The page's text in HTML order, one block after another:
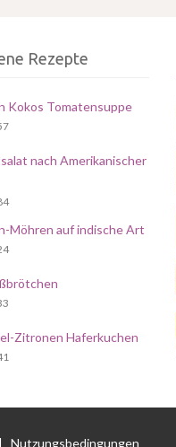
Rezepte
Kokos Tomatensuppe
nach Amerikanischer
Möhren auf indische Art
Zitronen Haferkuchen
| Nutzungsbedingungen